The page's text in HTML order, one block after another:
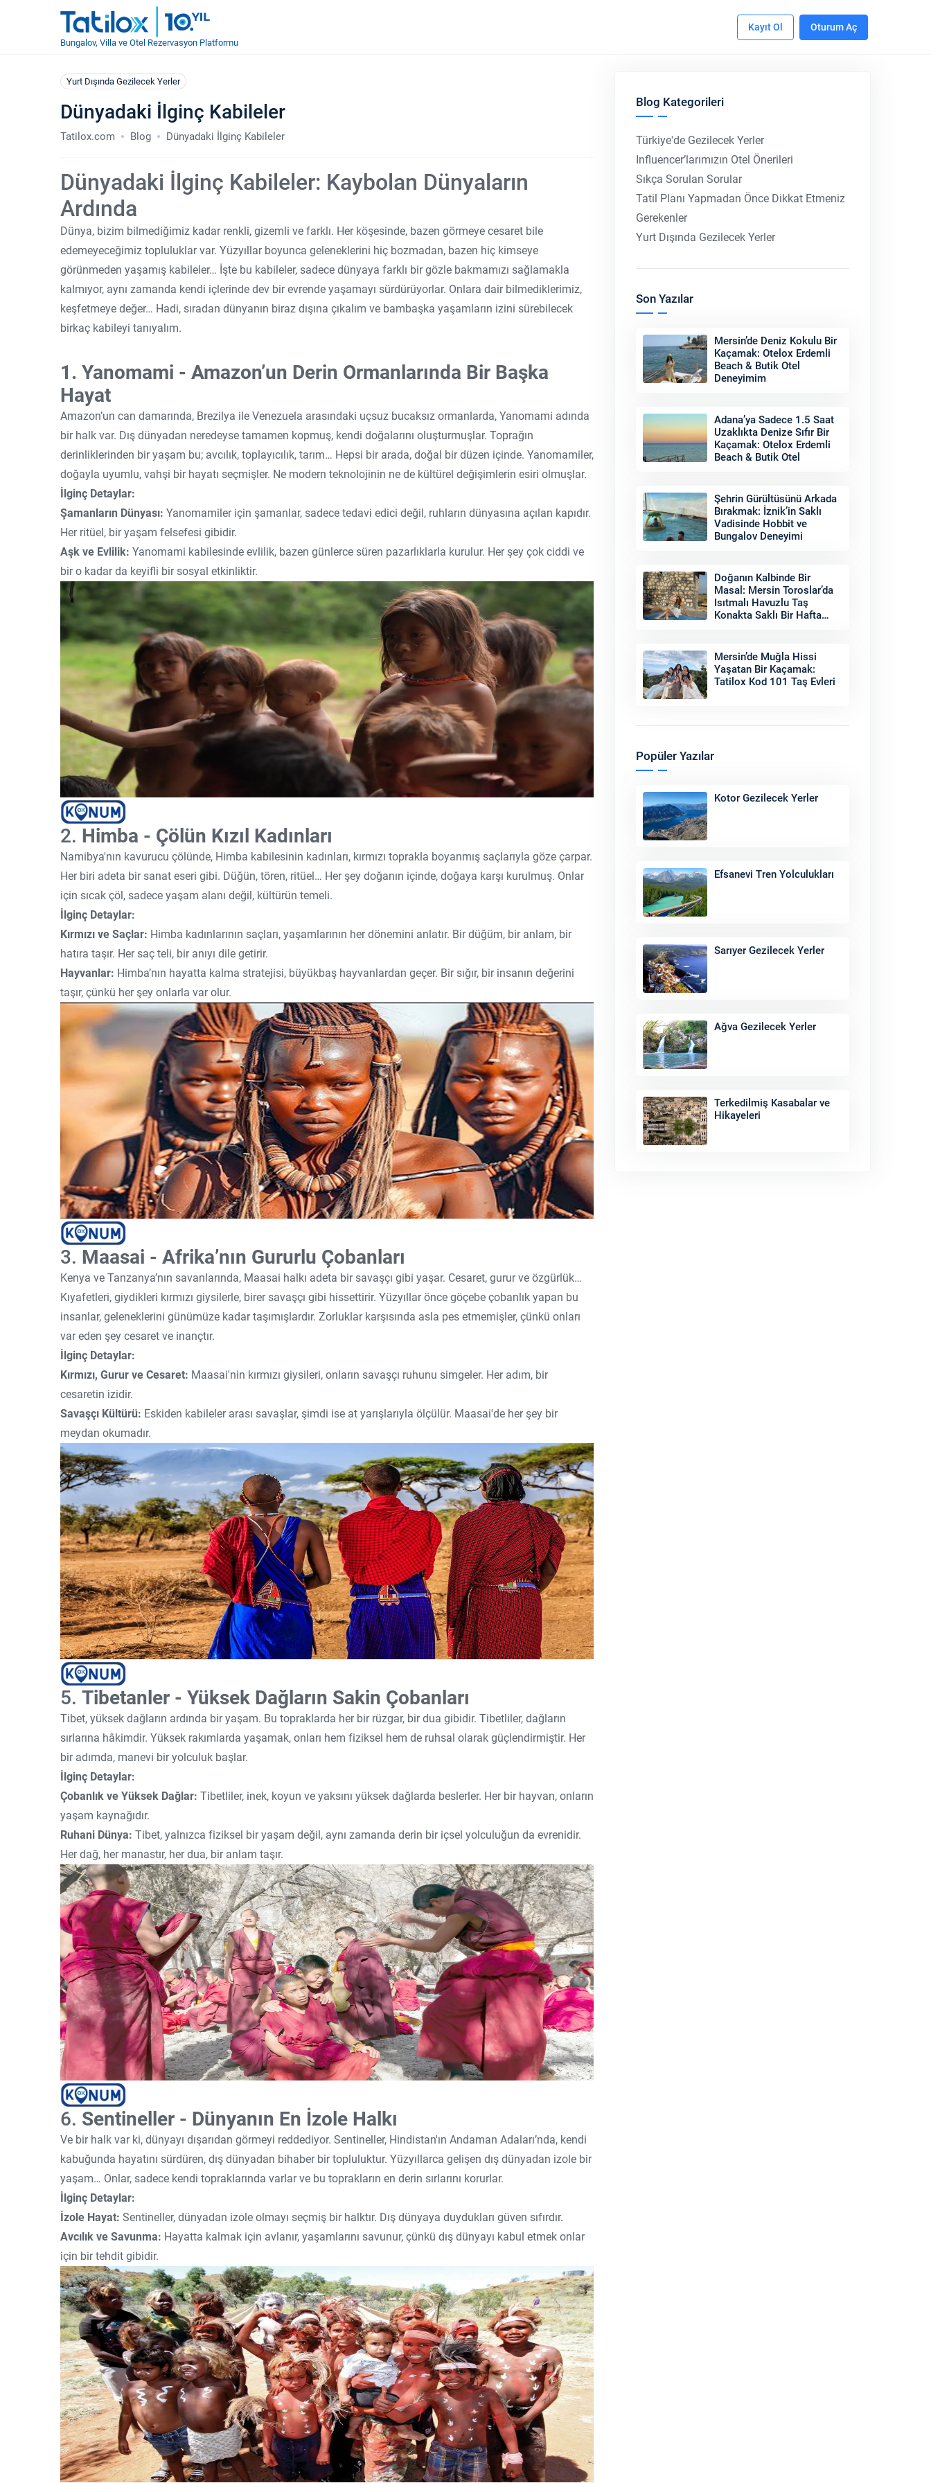
Bungalov, Villa ve Otel Rezervasyon Platformu
Kayıt Ol Oturum Aç
Yurt Dışında Gezilecek Yerler
Dünyadaki İlginç Kabileler
Tatilox.com Blog Dünyadaki İlginç Kabileler
Dünyadaki İlginç Kabileler: Kaybolan Dünyaların
Ardında
Dünya, bizim bilmediğimiz kadar renkli, gizemli ve farklı. Her köşesinde, bazen görmeye cesaret bile
edemeyeceğimiz topluluklar var. Yüzyıllar boyunca geleneklerini hiç bozmadan, bazen hiç kimseye
görünmeden yaşamış kabileler… İşte bu kabileler, sadece dünyaya farklı bir gözle bakmamızı sağlamakla
kalmıyor, aynı zamanda kendi içlerinde dev bir evrende yaşamayı sürdürüyorlar. Onlara dair bilmediklerimiz,
keşfetmeye değer… Hadi, sıradan dünyanın biraz dışına çıkalım ve bambaşka yaşamların izini sürebilecek
birkaç kabileyi tanıyalım.
1. Yanomami - Amazon’un Derin Ormanlarında Bir Başka
Hayat
Amazon’un can damarında, Brezilya ile Venezuela arasındaki uçsuz bucaksız ormanlarda, Yanomami adında
bir halk var. Dış dünyadan neredeyse tamamen kopmuş, kendi doğalarını oluşturmuşlar. Toprağın
derinliklerinden bir yaşam bu; avcılık, toplayıcılık, tarım… Hepsi bir arada, doğal bir düzen içinde. Yanomamiler,
doğayla uyumlu, vahşi bir hayatı seçmişler. Ne modern teknolojinin ne de kültürel değişimlerin esiri olmuşlar.
İlginç Detaylar:
Şamanların Dünyası: Yanomamiler için şamanlar, sadece tedavi edici değil, ruhların dünyasına açılan kapıdır.
Her ritüel, bir yaşam felsefesi gibidir.
Aşk ve Evlilik: Yanomami kabilesinde evlilik, bazen günlerce süren pazarlıklarla kurulur. Her şey çok ciddi ve
bir o kadar da keyifli bir sosyal etkinliktir.
2. Himba - Çölün Kızıl Kadınları
Namibya'nın kavurucu çölünde, Himba kabilesinin kadınları, kırmızı toprakla boyanmış saçlarıyla göze çarpar.
Her biri adeta bir sanat eseri gibi. Düğün, tören, ritüel… Her şey doğanın içinde, doğaya karşı kurulmuş. Onlar
için sıcak çöl, sadece yaşam alanı değil, kültürün temeli.
İlginç Detaylar:
Kırmızı ve Saçlar: Himba kadınlarının saçları, yaşamlarının her dönemini anlatır. Bir düğüm, bir anlam, bir
hatıra taşır. Her saç teli, bir anıyı dile getirir.
Hayvanlar: Himba’nın hayatta kalma stratejisi, büyükbaş hayvanlardan geçer. Bir sığır, bir insanın değerini
taşır, çünkü her şey onlarla var olur.
3. Maasai - Afrika’nın Gururlu Çobanları
Kenya ve Tanzanya’nın savanlarında, Maasai halkı adeta bir savaşçı gibi yaşar. Cesaret, gurur ve özgürlük…
Kıyafetleri, giydikleri kırmızı giysilerle, birer savaşçı gibi hissettirir. Yüzyıllar önce göçebe çobanlık yapan bu
insanlar, geleneklerini günümüze kadar taşımışlardır. Zorluklar karşısında asla pes etmemişler, çünkü onları
var eden şey cesaret ve inançtır.
İlginç Detaylar:
Kırmızı, Gurur ve Cesaret: Maasai'nin kırmızı giysileri, onların savaşçı ruhunu simgeler. Her adım, bir
cesaretin izidir.
Savaşçı Kültürü: Eskiden kabileler arası savaşlar, şimdi ise at yarışlarıyla ölçülür. Maasai'de her şey bir
meydan okumadır.
5. Tibetanler - Yüksek Dağların Sakin Çobanları
Tibet, yüksek dağların ardında bir yaşam. Bu topraklarda her bir rüzgar, bir dua gibidir. Tibetliler, dağların
sırlarına hâkimdir. Yüksek rakımlarda yaşamak, onları hem fiziksel hem de ruhsal olarak güçlendirmiştir. Her
bir adımda, manevi bir yolculuk başlar.
İlginç Detaylar:
Çobanlık ve Yüksek Dağlar: Tibetliler, inek, koyun ve yaksını yüksek dağlarda beslerler. Her bir hayvan, onların
yaşam kaynağıdır.
Ruhani Dünya: Tibet, yalnızca fiziksel bir yaşam değil, aynı zamanda derin bir içsel yolculuğun da evrenidir.
Her dağ, her manastır, her dua, bir anlam taşır.
6. Sentineller - Dünyanın En İzole Halkı
Ve bir halk var ki, dünyayı dışarıdan görmeyi reddediyor. Sentineller, Hindistan'ın Andaman Adaları’nda, kendi
kabuğunda hayatını sürdüren, dış dünyadan bihaber bir topluluktur. Yüzyıllarca gelişen dış dünyadan izole bir
yaşam… Onlar, sadece kendi topraklarında varlar ve bu toprakların en derin sırlarını korurlar.
İlginç Detaylar:
İzole Hayat: Sentineller, dünyadan izole olmayı seçmiş bir halktır. Dış dünyaya duydukları güven sıfırdır.
Avcılık ve Savunma: Hayatta kalmak için avlanır, yaşamlarını savunur, çünkü dış dünyayı kabul etmek onlar
için bir tehdit gibidir.
Blog Kategorileri
Türkiye'de Gezilecek Yerler
Influencer’larımızın Otel Önerileri
Sıkça Sorulan Sorular
Tatil Planı Yapmadan Önce Dikkat Etmeniz
Gerekenler
Yurt Dışında Gezilecek Yerler
Son Yazılar
Mersin’de Deniz Kokulu Bir
Kaçamak: Otelox Erdemli
Beach & Butik Otel
Deneyimim
Adana’ya Sadece 1.5 Saat
Uzaklıkta Denize Sıfır Bir
Kaçamak: Otelox Erdemli
Beach & Butik Otel
Şehrin Gürültüsünü Arkada
Bırakmak: İznik’in Saklı
Vadisinde Hobbit ve
Bungalov Deneyimi
Doğanın Kalbinde Bir
Masal: Mersin Toroslar’da
Isıtmalı Havuzlu Taş
Konakta Saklı Bir Hafta
Mersin’de Muğla Hissi
Yaşatan Bir Kaçamak:
Tatilox Kod 101 Taş Evleri
Popüler Yazılar
Kotor Gezilecek Yerler
Efsanevi Tren Yolculukları
Sarıyer Gezilecek Yerler
Ağva Gezilecek Yerler
Terkedilmiş Kasabalar ve
Hikayeleri